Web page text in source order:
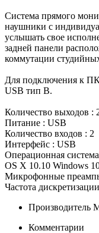
Система прямого
наушники с
услышать свое
задней панели
коммутации
Для подключения к ПК
USB тип B.
Количество выходов :
Питание : USB
Количество входов : 2
Интерфейс : USB
Операционная
OS X 10.10 Windows
Микрофонные
Частота
Производитель
Комментарии